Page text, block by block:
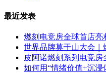
最近发表
燃刻电竞房全球首店
世界品牌莫干山大会｜
皮阿诺燃刻系列电竞
如何用“情绪价值+沉浸